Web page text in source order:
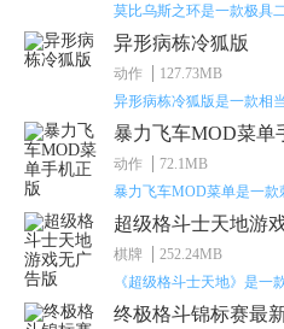
异形病栋冷狐版
动作
127.73MB
暴力飞车MOD菜单
动作
72.1MB
超级格斗士天地游
棋牌
252.24MB
终极格斗锦标赛最